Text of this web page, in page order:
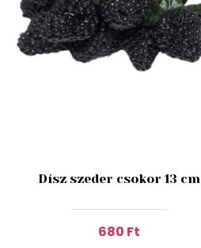
Dísz szeder csokor 13 cm
680 Ft